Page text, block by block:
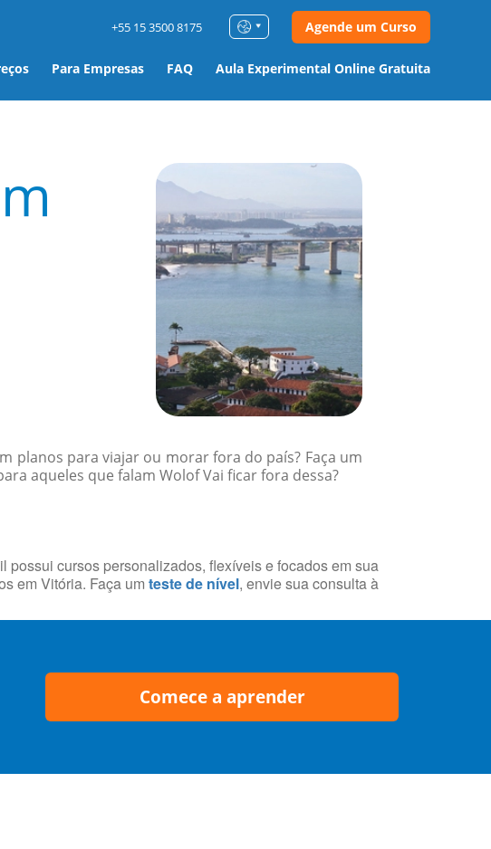
Para Empresas FAQ Aula Experimental Online Gratuita
+55 15 3500 8175 Agende um Curso
planos para viajar ou morar fora do país? Faça um
aqueles que falam Wolof Vai ficar fora dessa?
cursos personalizados, flexíveis e focados em sua
em Vitória. Faça um teste de nível, envie sua consulta à
Comece a aprender